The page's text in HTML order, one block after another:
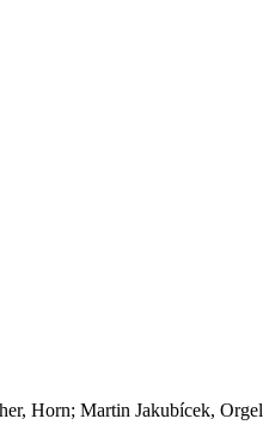
Horn; Martin Jakubícek, Orgel